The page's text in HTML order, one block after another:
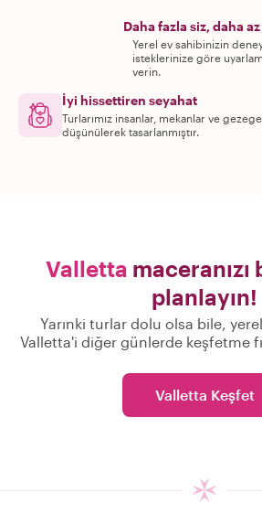
Daha fazla siz, daha
Yerel ev sahibinizin
isteklerinize göre
verin.
İyi hissettiren seyahat
Turlarımız insanlar, mekanlar ve
düşünülerek tasarlanmıştır.
Valletta
planlayın!
Yarınki turlar dolu olsa bile,
Valletta'i diğer günlerde keşfetme
Valletta Keşfet